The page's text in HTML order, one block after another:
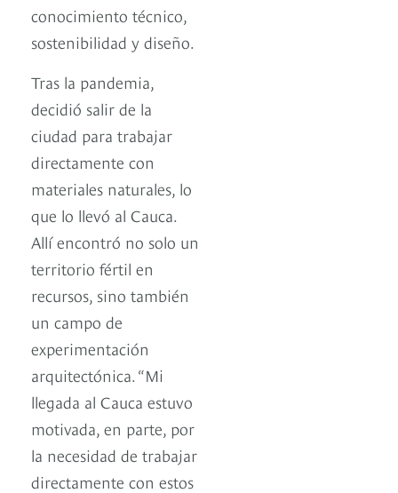
conocimiento técnico,
sostenibilidad y diseño.
Tras la pandemia,
decidió salir de la
ciudad para trabajar
directamente con
materiales naturales, lo
que lo llevó al Cauca.
Allí encontró no solo un
territorio fértil en
recursos, sino también
un campo de
experimentación
arquitectónica. “Mi
llegada al Cauca estuvo
motivada, en parte, por
la necesidad de trabajar
directamente con estos